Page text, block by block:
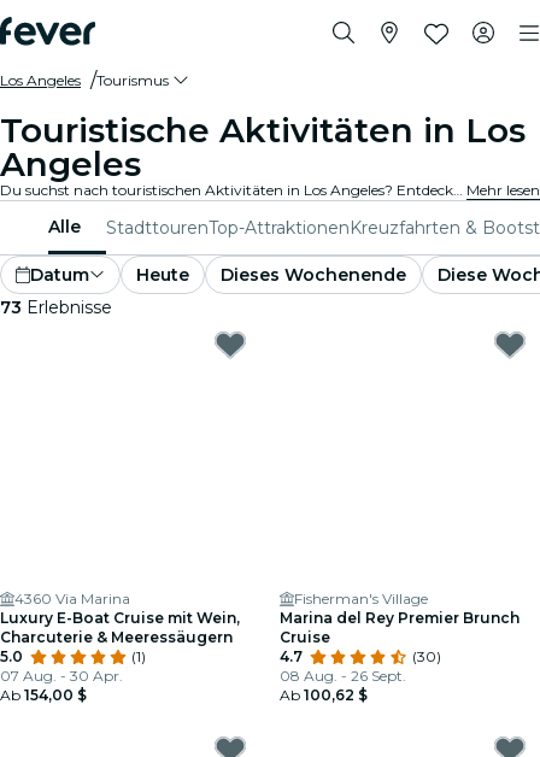
Los Angeles Tourismus
Touristische Aktivitäten in Los
Angeles
Du suchst nach touristischen Aktivitäten in Los Angeles? Entdecke Los Angeles – mach dich bereit für ein Abenteuer nach dem anderen mit diesen spannenden Erlebnissen, die speziell für Touristen entwickelt wurden. Erlebe das Beste von Los Angeles ! Mehr lesen
Alle StadttourenTop-AttraktionenKreuzfahrten &
Datum Heute Dieses Wochenende
Diese
73 Erlebnisse
4360 Via Marina
Luxury E-Boat Cruise mit Wein,
Charcuterie & Meeressäugern
5.0
(1)
07 Aug. - 30 Apr.
Ab 154,00 $
Fisherman's Village
Marina del Rey Premier Brunch
Cruise
4.7
(30)
08 Aug. - 26 Sept.
Ab 100,62 $